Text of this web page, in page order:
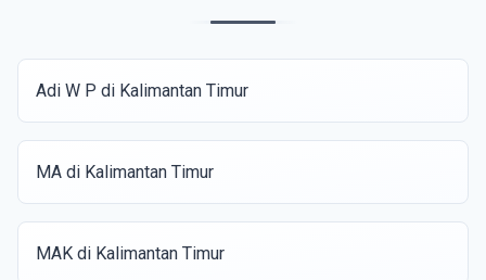
Adi W P di Kalimantan Timur
MA di Kalimantan Timur
MAK di Kalimantan Timur